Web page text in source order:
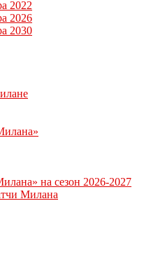
2022
2026
2030
на сезон 2026-2027
Милана